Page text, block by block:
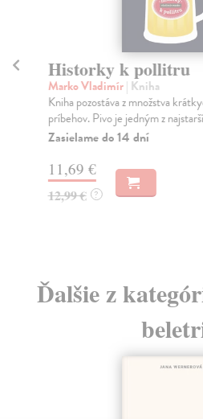
Historky k pollitru
Marko Vladimír| Kniha
Kniha pozostáva z množstva
príbehov. Pivo je jedným z
Zasielame do 14 dní
11,69 €
12,99 € ?
Ďalšie z